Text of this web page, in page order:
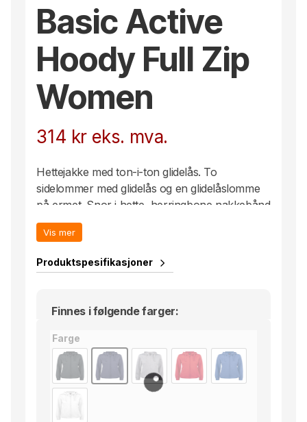
Basic Active
Hoody Full Zip
Women
314 kr eks. mva.
Hettejakke med ton-i-ton glidelås. To
sidelommer med glidelås og en glidelåslomme
på ermet. Snor i hette, herringbone nakkebånd
og ribb i nedekant og i ermavslutning. Tilpasset
for hodetelefoner. Spun dyed. Avtagbar etikett
Vis mer
Produktspesifikasjoner
Finnes i følgende farger:
Farge